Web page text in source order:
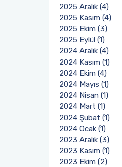
2025 Aralık (4)
2025 Kasım (4)
2025 Ekim (3)
2025 Eylül (1)
2024 Aralık (4)
2024 Kasım (1)
2024 Ekim (4)
2024 Mayıs (1)
2024 Nisan (1)
2024 Mart (1)
2024 Şubat (1)
2024 Ocak (1)
2023 Aralık (3)
2023 Kasım (1)
2023 Ekim (2)